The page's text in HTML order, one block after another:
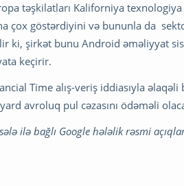
təşkilatları Kaliforniya
çox göstərdiyini və bununla da
ki, şirkət bunu Android əməliyyat
keçirir.
Time alış-veriş iddiasıyla
avroluq pul cəzasını ödəməli
ilə bağlı Google hələlik rəsmi